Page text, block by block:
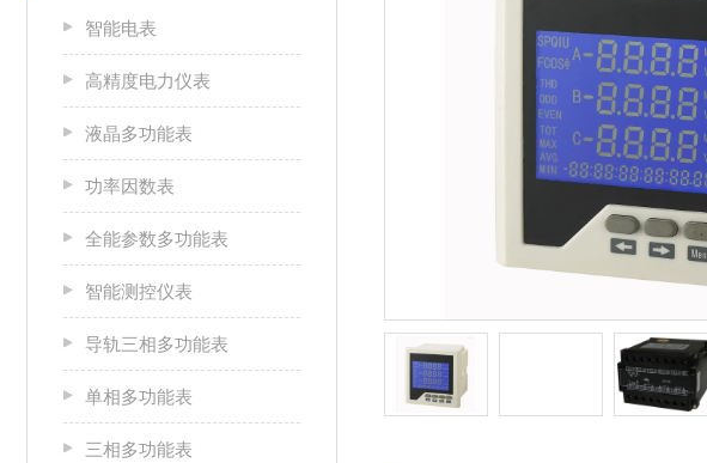
智能电表
高精度电力仪表
液晶多功能表
功率因数表
全能参数多功能表
智能测控仪表
导轨三相多功能表
单相多功能表
三相多功能表